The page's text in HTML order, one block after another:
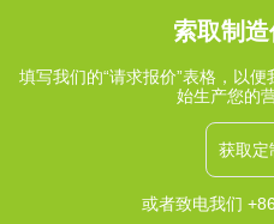
索取制
填写我们的“请求报价”表格，以
始生产您的
获取定
或者致电我们